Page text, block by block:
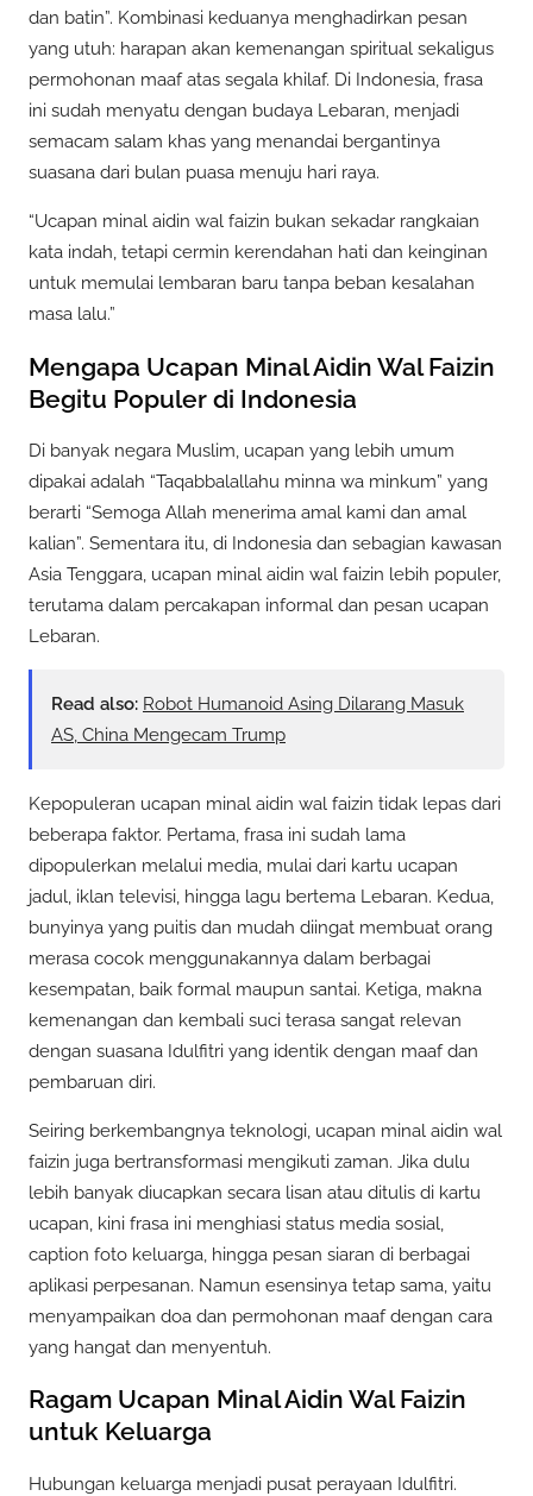
dan batin”. Kombinasi keduanya menghadirkan pesan
yang utuh: harapan akan kemenangan spiritual sekaligus
permohonan maaf atas segala khilaf. Di Indonesia, frasa
ini sudah menyatu dengan budaya Lebaran, menjadi
semacam salam khas yang menandai bergantinya
suasana dari bulan puasa menuju hari raya.
“Ucapan minal aidin wal faizin bukan sekadar rangkaian
kata indah, tetapi cermin kerendahan hati dan keinginan
untuk memulai lembaran baru tanpa beban kesalahan
masa lalu.”
Mengapa Ucapan Minal Aidin Wal Faizin
Begitu Populer di Indonesia
Di banyak negara Muslim, ucapan yang lebih umum
dipakai adalah “Taqabbalallahu minna wa minkum” yang
berarti “Semoga Allah menerima amal kami dan amal
kalian”. Sementara itu, di Indonesia dan sebagian kawasan
Asia Tenggara, ucapan minal aidin wal faizin lebih populer,
terutama dalam percakapan informal dan pesan ucapan
Lebaran.
Read also: Robot Humanoid Asing Dilarang Masuk
AS, China Mengecam Trump
Kepopuleran ucapan minal aidin wal faizin tidak lepas dari
beberapa faktor. Pertama, frasa ini sudah lama
dipopulerkan melalui media, mulai dari kartu ucapan
jadul, iklan televisi, hingga lagu bertema Lebaran. Kedua,
bunyinya yang puitis dan mudah diingat membuat orang
merasa cocok menggunakannya dalam berbagai
kesempatan, baik formal maupun santai. Ketiga, makna
kemenangan dan kembali suci terasa sangat relevan
dengan suasana Idulfitri yang identik dengan maaf dan
pembaruan diri.
Seiring berkembangnya teknologi, ucapan minal aidin wal
faizin juga bertransformasi mengikuti zaman. Jika dulu
lebih banyak diucapkan secara lisan atau ditulis di kartu
ucapan, kini frasa ini menghiasi status media sosial,
caption foto keluarga, hingga pesan siaran di berbagai
aplikasi perpesanan. Namun esensinya tetap sama, yaitu
menyampaikan doa dan permohonan maaf dengan cara
yang hangat dan menyentuh.
Ragam Ucapan Minal Aidin Wal Faizin
untuk Keluarga
Hubungan keluarga menjadi pusat perayaan Idulfitri.